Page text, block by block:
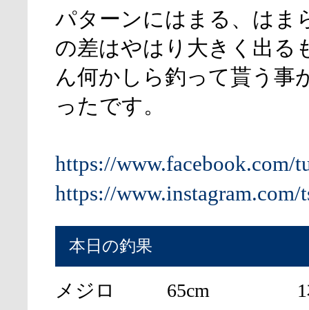
パターンにはまる、はま
の差はやはり大きく出る
ん何かしら釣って貰う事
ったです。
https://www.facebook.com/
https://www.instagram.com/
本日の釣果
メジロ 65cm